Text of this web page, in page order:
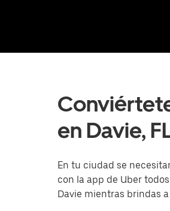
en Davie,
En tu ciudad se
con la app de Uber
Davie mientras brindas